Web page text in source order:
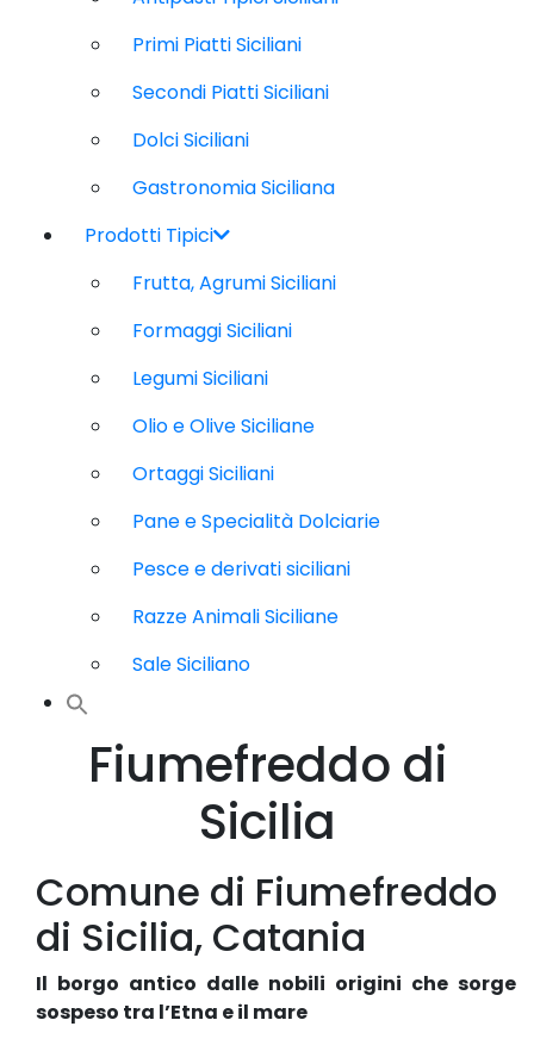
Primi Piatti Siciliani
Secondi Piatti Siciliani
Dolci Siciliani
Gastronomia Siciliana
Prodotti Tipici
Frutta, Agrumi Siciliani
Formaggi Siciliani
Legumi Siciliani
Olio e Olive Siciliane
Ortaggi Siciliani
Pane e Specialità Dolciarie
Pesce e derivati siciliani
Razze Animali Siciliane
Sale Siciliano
Fiumefreddo di
Sicilia
Comune di Fiumefreddo
di Sicilia, Catania
Il borgo antico dalle nobili origini che sorge
sospeso tra l’Etna e il mare